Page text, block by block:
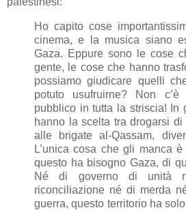
Ho capito cose
cinema, e la musica siano
Gaza. Eppure sono le cose
gente, le cose che hanno
possiamo giudicare quelli
potuto usufruirne? Non
pubblico in tutta la striscia! In
hanno la scelta tra drogarsi di
alle brigate al-Qassam,
L’unica cosa che gli manca
questo ha bisogno Gaza, di
Né di governo di unità
riconciliazione né di merda
guerra, questo territorio ha